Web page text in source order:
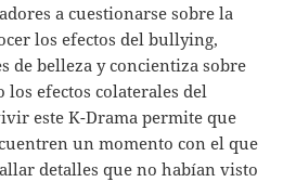
a cuestionarse sobre la
los efectos del bullying,
de belleza y concientiza sobre
los efectos colaterales del
este K-Drama permite que
un momento con el que
detalles que no habían visto